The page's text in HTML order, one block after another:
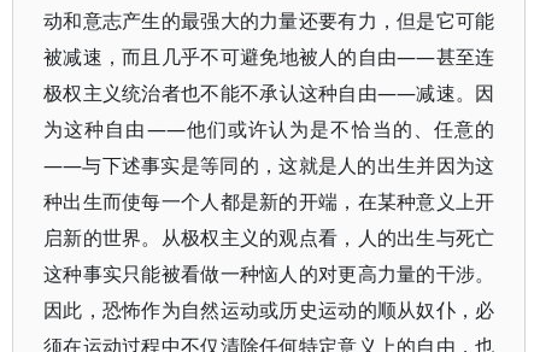
动和意志产生的最强大的力量还要有力，但是它可能
被减速，而且几乎不可避免地被人的自由——甚至连
极权主义统治者也不能不承认这种自由——减速。因
为这种自由——他们或许认为是不恰当的、任意的
——与下述事实是等同的，这就是人的出生并因为这
种出生而使每一个人都是新的开端，在某种意义上开
启新的世界。从极权主义的观点看，人的出生与死亡
这种事实只能被看做一种恼人的对更高力量的干涉。
因此，恐怖作为自然运动或历史运动的顺从奴仆，必
须在运动过程中不仅清除任何特定意义上的自由，也